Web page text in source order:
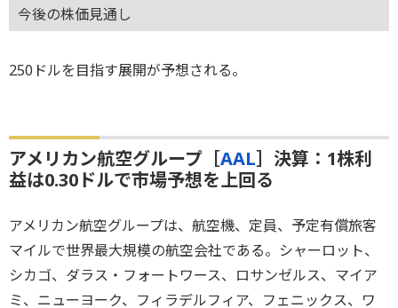
今後の株価見通し
250ドルを目指す展開が予想される。
アメリカン航空グループ［AAL］決算：1株利
益は0.30ドルで市場予想を上回る
アメリカン航空グループは、航空機、定員、予定有償旅客
マイルで世界最大規模の航空会社である。シャーロット、
シカゴ、ダラス・フォートワース、ロサンゼルス、マイア
ミ、ニューヨーク、フィラデルフィア、フェニックス、ワ